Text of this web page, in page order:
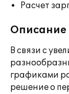
Расчет
Описание
В связи с
графиками
решение о